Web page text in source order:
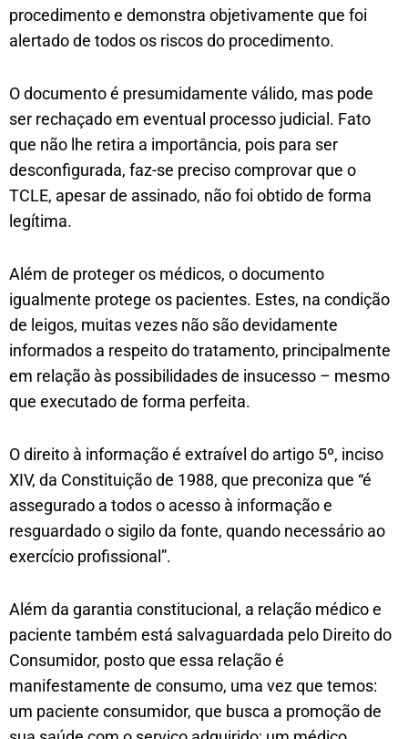
procedimento e demonstra objetivamente que foi
alertado de todos os riscos do procedimento.
O documento é presumidamente válido, mas pode
ser rechaçado em eventual processo judicial. Fato
que não lhe retira a importância, pois para ser
desconfigurada, faz-se preciso comprovar que o
TCLE, apesar de assinado, não foi obtido de forma
legítima.
Além de proteger os médicos, o documento
igualmente protege os pacientes. Estes, na condição
de leigos, muitas vezes não são devidamente
informados a respeito do tratamento, principalmente
em relação às possibilidades de insucesso – mesmo
que executado de forma perfeita.
O direito à informação é extraível do artigo 5º, inciso
XIV, da Constituição de 1988, que preconiza que “é
assegurado a todos o acesso à informação e
resguardado o sigilo da fonte, quando necessário ao
exercício profissional”.
Além da garantia constitucional, a relação médico e
paciente também está salvaguardada pelo Direito do
Consumidor, posto que essa relação é
manifestamente de consumo, uma vez que temos:
um paciente consumidor, que busca a promoção de